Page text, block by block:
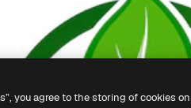
you agree to the storing of cookies